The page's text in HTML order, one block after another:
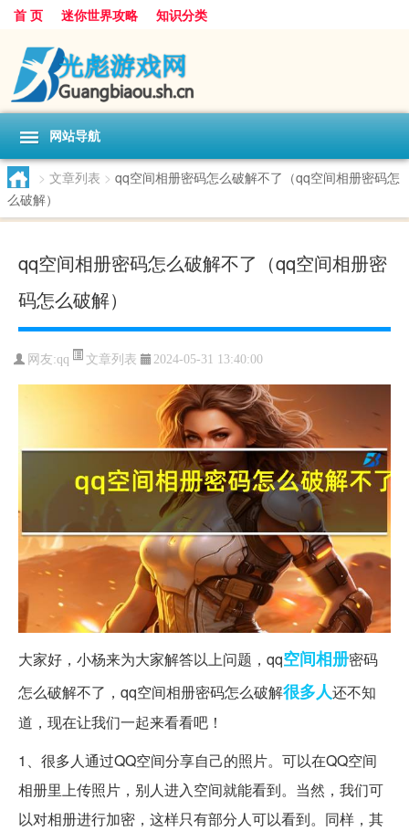
首 页 迷你世界攻略 知识分类
网站导航
> 文章列表 > qq空间相册密码怎么破解不了（qq空间相册密码怎
么破解）
qq空间相册密码怎么破解不了（qq空间相册密
码怎么破解）
网友:qq 文章列表 2024-05-31 13:40:00
大家好，小杨来为大家解答以上问题，qq空间相册密码
怎么破解不了，qq空间相册密码怎么破解很多人还不知
道，现在让我们一起来看看吧！
1、很多人通过QQ空间分享自己的照片。可以在QQ空间
相册里上传照片，别人进入空间就能看到。当然，我们可
以对相册进行加密，这样只有部分人可以看到。同样，其